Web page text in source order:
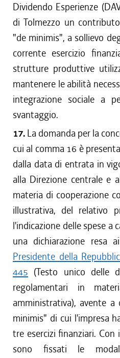
Dividendo Esperienze
di Tolmezzo un
"de minimis", a sollievo
corrente esercizio
strutture produttive
mantenere le abilità
integrazione sociale a
svantaggio.
17. La domanda per la
cui al comma 16 è
dalla data di entrata in
alla Direzione centrale e
materia di cooperazione
illustrativa, del relativo
l'indicazione delle spese a
una dichiarazione resa
Presidente della
445 (Testo unico delle
regolamentari in
amministrativa), avente
minimis" di cui l'impresa
tre esercizi finanziari.
sono fissati le